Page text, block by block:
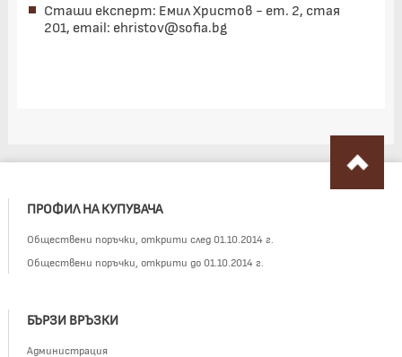
Сташи експерт: Емил Христов - ет. 2, стая
201, email: ehristov@sofia.bg
ПРОФИЛ НА КУПУВАЧА
Обществени поръчки, открити след 01.10.2014 г.
Обществени поръчки, открити до 01.10.2014 г.
БЪРЗИ ВРЪЗКИ
Администрация